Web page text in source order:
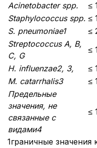
Acinetobacter spp.
≤
Staphylococcus spp. ≤
S. pneumoniae1
≤
Streptococcus A, B,
C, G
≤
H. influenzae2, 3,
≤
M. catarrhalis3
≤
Предельные
значения, не
связанные с
видами4
≤
1граничные